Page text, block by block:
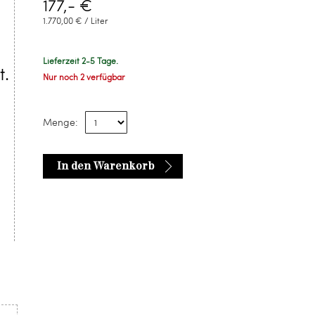
177,- €
1.770,00 € / Liter
Lieferzeit 2-5 Tage.
Nur noch 2 verfügbar
Menge:
In den Warenkorb